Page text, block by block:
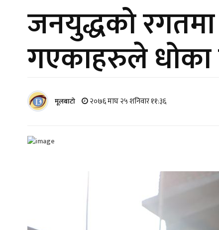
जनयुद्धको
गएकाहरुले धोका
मूलबाटाे २०७६ माघ २५ शनिवार ११:३६